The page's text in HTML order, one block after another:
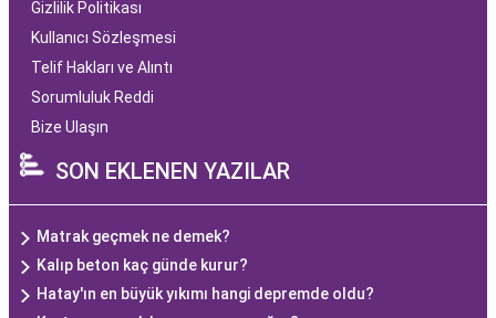
Gizlilik Politikası
Kullanıcı Sözleşmesi
Telif Hakları ve Alıntı
Sorumluluk Reddi
Bize Ulaşın
SON EKLENEN YAZILAR
Matrak geçmek ne demek?
Kalıp beton kaç günde kurur?
Hatay'ın en büyük yıkımı hangi depremde oldu?